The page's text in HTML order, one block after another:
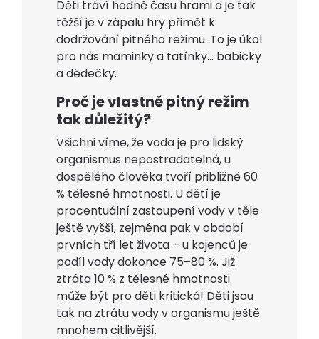
Děti tráví hodně času hrami a je tak
těžší je v zápalu hry přimět k
dodržování pitného režimu. To je úkol
pro nás maminky a tatínky… babičky
a dědečky.
Proč je vlastně pitný režim
tak důležitý?
Všichni víme, že voda je pro lidský
organismus nepostradatelná, u
dospělého člověka tvoří přibližně 60
% tělesné hmotnosti. U dětí je
procentuální zastoupení vody v těle
ještě vyšší, zejména pak v období
prvních tří let života – u kojenců je
podíl vody dokonce 75–80 %. Již
ztráta 10 % z tělesné hmotnosti
může být pro děti kritická! Děti jsou
tak na ztrátu vody v organismu ještě
mnohem citlivější.